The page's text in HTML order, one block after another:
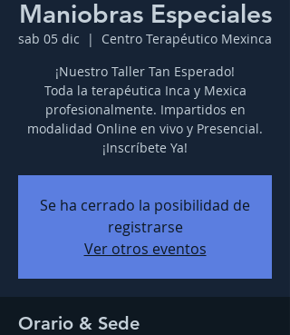
Maniobras Especiales
sab 05 dic
  |
Centro Terapéutico Mexinca
¡Nuestro Taller Tan Esperado!
Toda la terapéutica Inca y Mexica
profesionalmente. Impartidos en
modalidad Online en vivo y Presencial.
¡Inscríbete Ya!
Se ha cerrado la posibilidad de
registrarse
Ver otros eventos
Orario & Sede